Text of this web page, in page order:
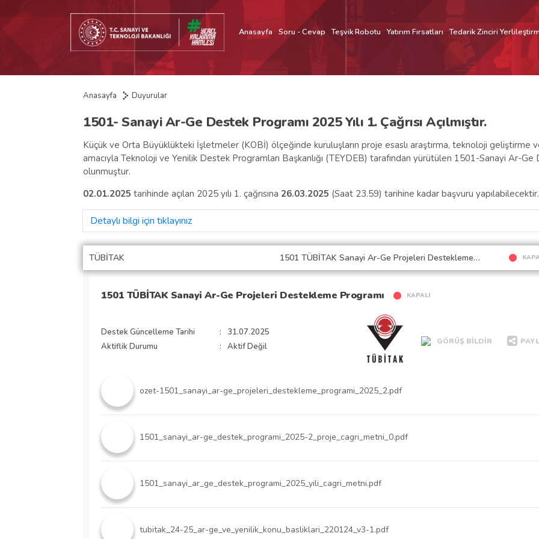
Anasayfa Soru - Cevap Teşvik Robotu Yatırım Fırsatları Tedarik Zinciri
Anasayfa Duyurular
1501- Sanayi Ar-Ge Destek Programı 2025 Yılı 1. Çağrısı Açılmıştır.
Küçük ve Orta Büyüklükteki İşletmeler (KOBİ) ölçeğinde kuruluşların proje esaslı araştırma, teknoloji
amacıyla Teknoloji ve Yenilik Destek Programları Başkanlığı (TEYDEB) tarafından yürütülen 1501-Sanayi Ar-Ge
olunmuştur.
02.01.2025 tarihinde açılan 2025 yılı 1. çağrısına 26.03.2025 (Saat 23.59) tarihine kadar başvuru yapılabilecektir.
Detaylı bilgi için tıklayınız
TÜBİTAK
1501 TÜBİTAK Sanayi Ar-Ge Projeleri Destekleme
Programı
1501 TÜBİTAK Sanayi Ar-Ge Projeleri Destekleme Programı KAPALI
Destek Güncelleme Tarihi :
31.07.2025
Aktiflik Durumu
: Aktif Değil GÖRÜŞ BİLDİR
ozet-1501_sanayi_ar-ge_projeleri_destekleme_programi_2025_2.pdf
1501_sanayi_ar-ge_destek_programi_2025-2_proje_cagri_metni_0.pdf
1501_sanayi_ar_ge_destek_programi_2025_yili_cagri_metni.pdf
tubitak_24-25_ar-ge_ve_yenilik_konu_basliklari_220124_v3-1.pdf